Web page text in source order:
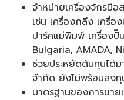
จำหน่ายเครื่องจักรมือ
เช่น เครื่องกลึง เครื่อ
ปาร์คแม่พิมพ์ เครื่อง
Bulgaria, AMADA,
ช่วยประหยัดต้นทุนได้
จำกัด ยังไม่พร้อมลงทุ
มาตรฐานของการขา